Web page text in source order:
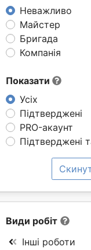
Неважливо
Майстер
Бригада
Компанія
Показати
Усіх
Підтверджені
PRO-акаунт
Підтверджені
Види робіт
Інші роботи